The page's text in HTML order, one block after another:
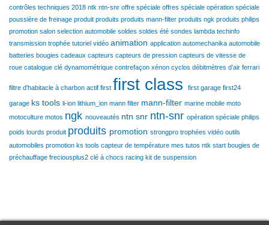
contrôles techniques 2018 ntk ntn-snr offre spéciale offres spéciale opération spéciale
poussière de freinage produit produits produits mann-filter produits ngk produits philips
promotion salon selection automobile soldes soldes été sondes lambda techinfo
transmission trophée tutoriel vidéo animation application automechanika automobile
batteries bougies cadeaux capteurs capteurs de pression capteurs de vitesse de
roue catalogue clé dynamométrique contrefaçon xénon cyclos débitmètres d’air ferrari
filtre d'habitacle à charbon actif first first class first garage first24
garage ks tools li-ion lithium_ion mann filter mann-filter marine mobile moto
motoculture motos ngk nouveautés ntn snr ntn-snr opération spéciale philips
poids lourds produit produits promotion strongpro trophées vidéo outils
automobiles promotion ks tools capteur de température mes tutos ntk start bougies de
préchauffage freciousplus2 clé à chocs racing kit de suspension